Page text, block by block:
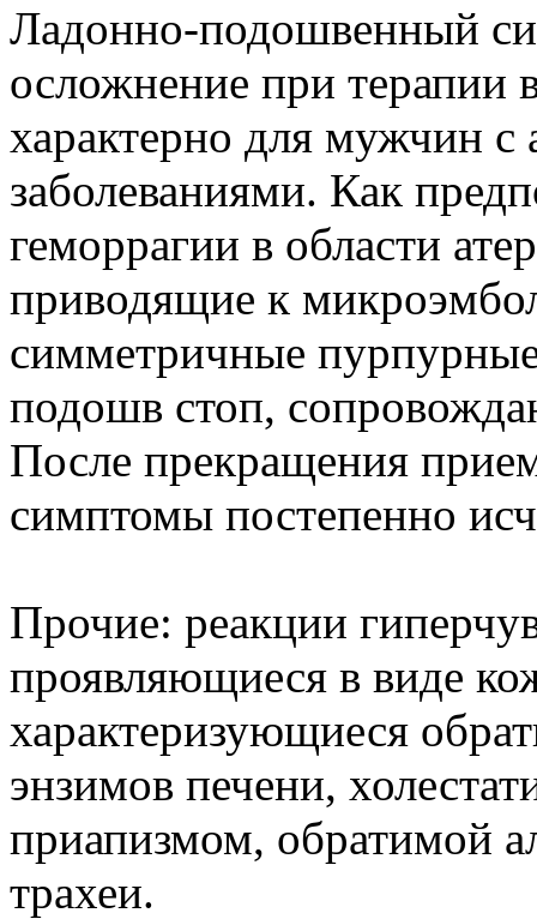
Ладонно-подошвенный
осложнение при терапии
характерно для мужчин с
заболеваниями. Как
геморрагии в области
приводящие к
симметричные
подошв стоп,
После прекращения
симптомы постепенно
Прочие: реакции
проявляющиеся в виде
характеризующиеся
энзимов печени,
приапизмом, обратимой
трахеи.